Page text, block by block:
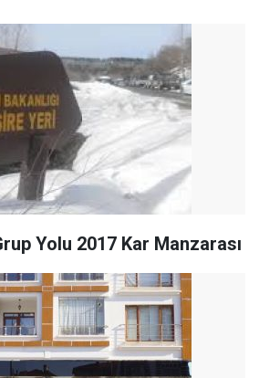
Yolu 2017 Kar Manzarası